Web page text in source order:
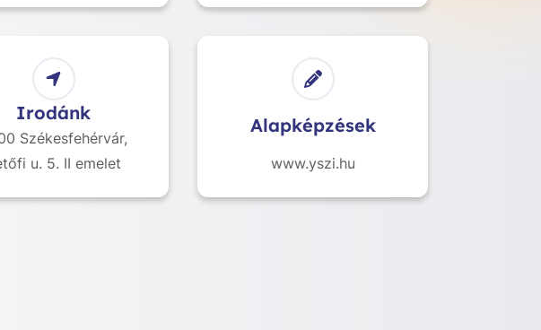
Irodánk
Székesfehérvár,
u. 5. II emelet
Alapképzések
www.yszi.hu